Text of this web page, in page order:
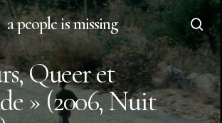
a people is missing
Queer et
» (2006, Nuit